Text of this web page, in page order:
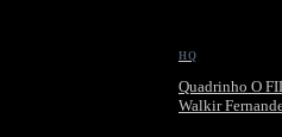
HQ
Quadrinho O
Walkir